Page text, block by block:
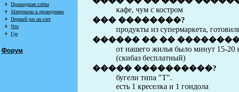
Прошедшие слёты
Материалы к проведению
Первый раз на слет
Что
Где
Форум
кафе, чум с костром
��� ��������?
продукты из супермаркета,
������ �� ��
от нашего жилья было минут 15-20
(скибаз бесплатный)
����� ����������?
бугели типа "Т".
есть 1 креселка и 1 гондола